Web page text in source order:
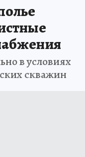
в условиях
скважин